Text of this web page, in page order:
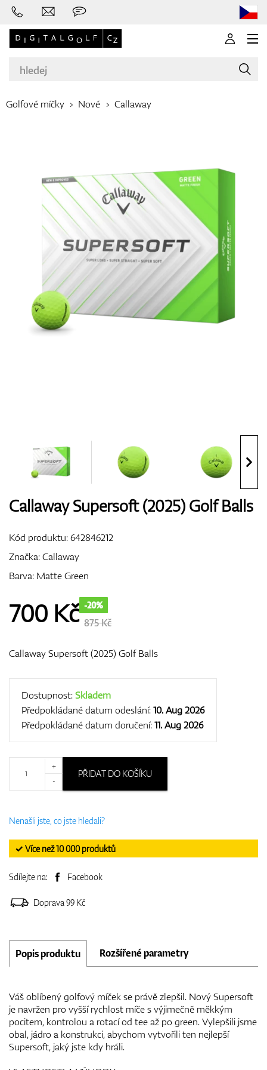
Golfové hole
Oblečení
Boty
Bagy
Dárkové poukazy
Golfové míčky Nové Callaway
Callaway Supersoft (2025) Golf Balls
Kód produktu:642846212
Značka:Callaway
Barva: Matte Green
700 Kč -20%
875 Kč
Callaway Supersoft (2025) Golf Balls
Dostupnost:Skladem
Předpokládané datum odeslání:10. Aug 2026
Předpokládané datum doručení:11. Aug 2026
+
-
PŘIDAT DO KOŠÍKU
Nenašli jste, co jste hledali?
✓ Více než 10 000 produktů
Sdílejte na: Facebook
Doprava 99 Kč
Popis produktu Rozšířené parametry
Váš oblíbený golfový míček se právě zlepšil. Nový Supersoft
je navržen pro vyšší rychlost míče s výjimečně měkkým
pocitem, kontrolou a rotací od tee až po green. Vylepšili jsme
obal, jádro a konstrukci, abychom vytvořili ten nejlepší
Supersoft, jaký jste kdy hráli.